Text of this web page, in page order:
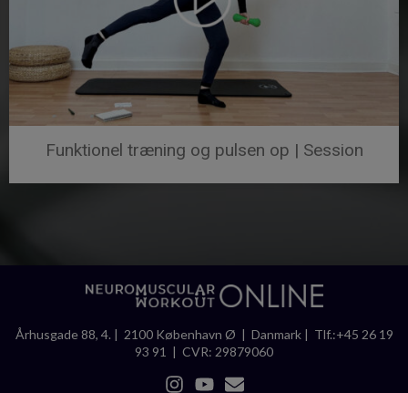
Funktionel træning og pulsen op | Session
Århusgade 88, 4. | 2100 København Ø | Danmark | Tlf.:+45 26 19
93 91 | CVR: 29879060